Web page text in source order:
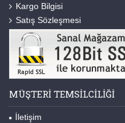
Kargo Bilgisi
Satış Sözleşmesi
MÜŞTERI TEMSILCILIĞI
İletişim